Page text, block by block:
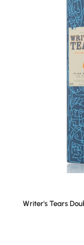
Durchschnittliche
Writer's Tears